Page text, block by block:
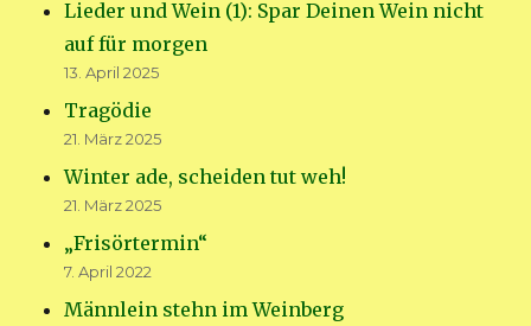
Lieder und Wein (1): Spar Deinen Wein nicht
auf für morgen
13. April 2025
Tragödie
21. März 2025
Winter ade, scheiden tut weh!
21. März 2025
„Frisörtermin“
7. April 2022
Männlein stehn im Weinberg